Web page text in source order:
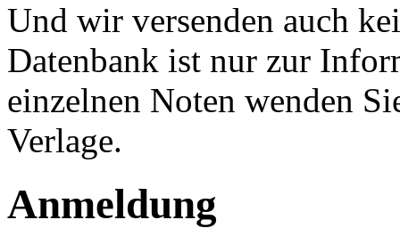
Und wir versenden auch
Datenbank ist nur zur
einzelnen Noten wenden
Verlage.
Anmeldung